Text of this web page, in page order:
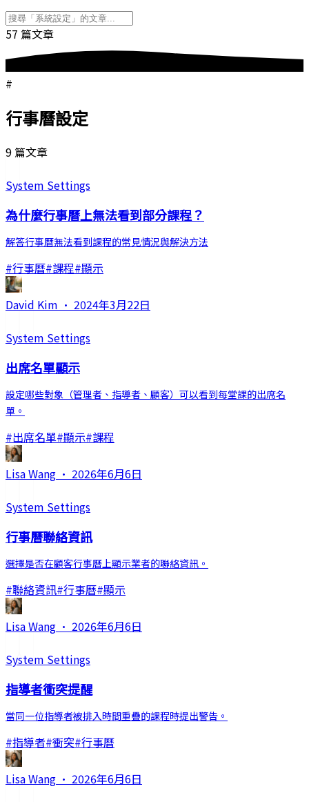
57 篇文章
#
行事曆設定
9 篇文章
System Settings
為什麼行事曆上無法看到部分課程？
解答行事曆無法看到課程的常見情況與解決方法
#行事曆#課程#顯示
David Kim · 2024年3月22日
System Settings
出席名單顯示
設定哪些對象（管理者、指導者、顧客）可以看到每堂課的出席名
單。
#出席名單#顯示#課程
Lisa Wang · 2026年6月6日
System Settings
行事曆聯絡資訊
選擇是否在顧客行事曆上顯示業者的聯絡資訊。
#聯絡資訊#行事曆#顯示
Lisa Wang · 2026年6月6日
System Settings
指導者衝突提醒
當同一位指導者被排入時間重疊的課程時提出警告。
#指導者#衝突#行事曆
Lisa Wang · 2026年6月6日